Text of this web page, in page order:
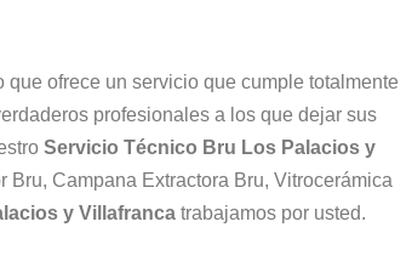
ofrece un servicio que cumple totalmente
profesionales a los que dejar sus
Servicio Técnico Bru Los Palacios y
Campana Extractora Bru, Vitrocerámica
y Villafranca trabajamos por usted.